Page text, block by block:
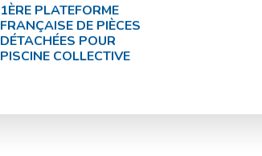
1ÈRE PLATEFORME
FRANÇAISE DE PIÈCES
DÉTACHÉES POUR
PISCINE COLLECTIVE